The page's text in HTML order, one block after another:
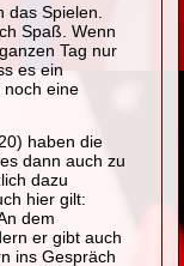
Spielen.
Spaß. Wenn
Tag nur
es ein
noch eine
haben die
dann auch zu
dazu
hier gilt:
dem
er gibt auch
ins Gespräch